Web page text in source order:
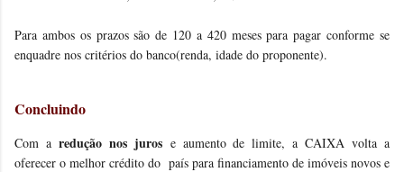
Para ambos os prazos são de 120 a 420 meses para pagar conforme se
enquadre nos critérios do banco(renda, idade do proponente).
Concluindo
Com a redução nos jurose aumento de limite, a CAIXA volta a
oferecer o melhor crédito do país para financiamento de imóveis novos e